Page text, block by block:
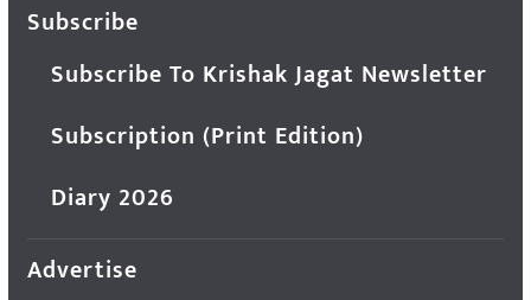
Subscribe
Subscribe To Krishak Jagat Newsletter
Subscription (Print Edition)
Diary 2026
Advertise